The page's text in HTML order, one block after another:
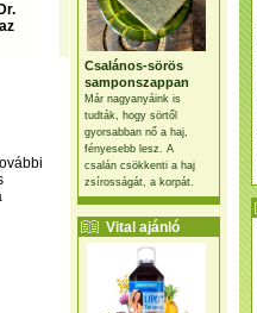
Csalános-sörös
samponszappan
Már nagyanyáink is
tudták, hogy sörtől
gyorsabban nő a haj,
fényesebb lesz. A
csalán csökkenti a haj
zsírosságát, a korpát.
Vital ajánló